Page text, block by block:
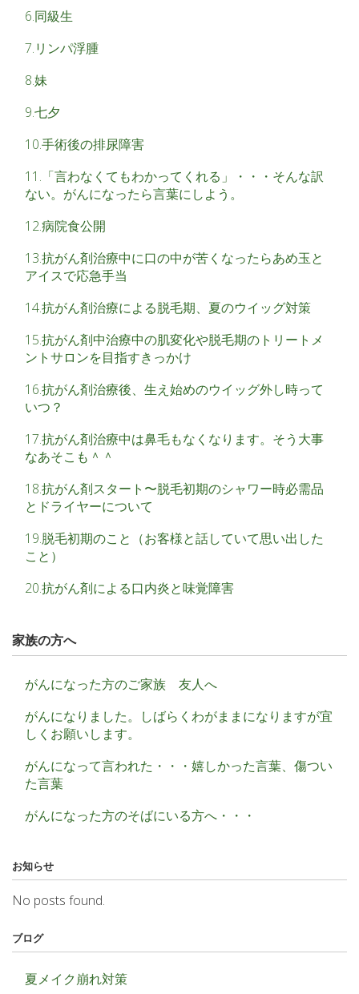
6.同級生
7.リンパ浮腫
8.妹
9.七夕
10.手術後の排尿障害
11.「言わなくてもわかってくれる」・・・そんな訳
ない。がんになったら言葉にしよう。
12.病院食公開
13.抗がん剤治療中に口の中が苦くなったらあめ玉と
アイスで応急手当
14.抗がん剤治療による脱毛期、夏のウイッグ対策
15.抗がん剤中治療中の肌変化や脱毛期のトリートメ
ントサロンを目指すきっかけ
16.抗がん剤治療後、生え始めのウイッグ外し時って
いつ？
17.抗がん剤治療中は鼻毛もなくなります。そう大事
なあそこも＾＾
18.抗がん剤スタート〜脱毛初期のシャワー時必需品
とドライヤーについて
19.脱毛初期のこと（お客様と話していて思い出した
こと）
20.抗がん剤による口内炎と味覚障害
家族の方へ
がんになった方のご家族 友人へ
がんになりました。しばらくわがままになりますが宜
しくお願いします。
がんになって言われた・・・嬉しかった言葉、傷つい
た言葉
がんになった方のそばにいる方へ・・・
お知らせ
No posts found.
ブログ
夏メイク崩れ対策